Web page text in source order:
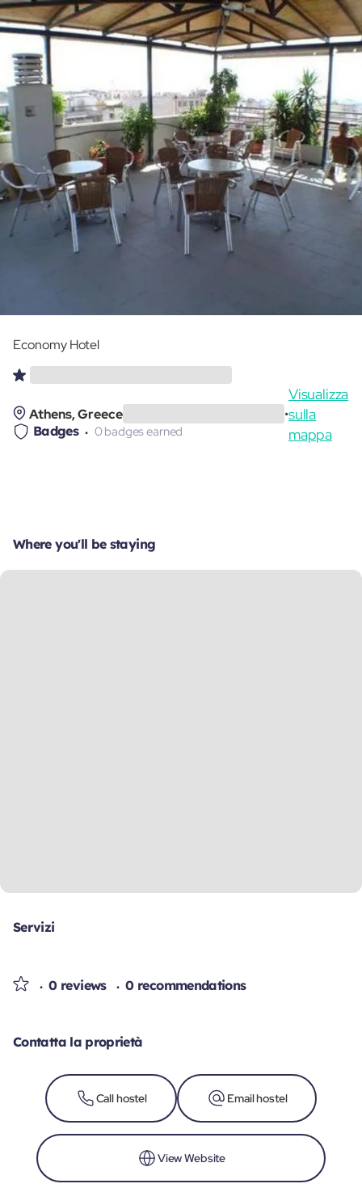
Economy Hotel
Athens, Greece •
Visualizza
sulla
mappa
Badges 0 badges earned
Where you'll be staying
Servizi
0 reviews 0 recommendations
Contatta la proprietà
Call hostel Email hostel
View Website